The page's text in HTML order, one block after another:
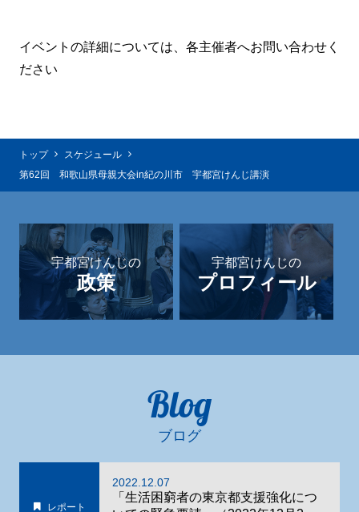
イベントの詳細については、各主催者へお問い合わせく
ださい
トップ
スケジュール
第62回 和歌山県母親大会in紀の川市 宇都宮けんじ講演
宇都宮けんじの
政策
宇都宮けんじの
プロフィール
Blog
ブログ
レポート
2022.12.07
「生活困窮者の東京都支援強化につ